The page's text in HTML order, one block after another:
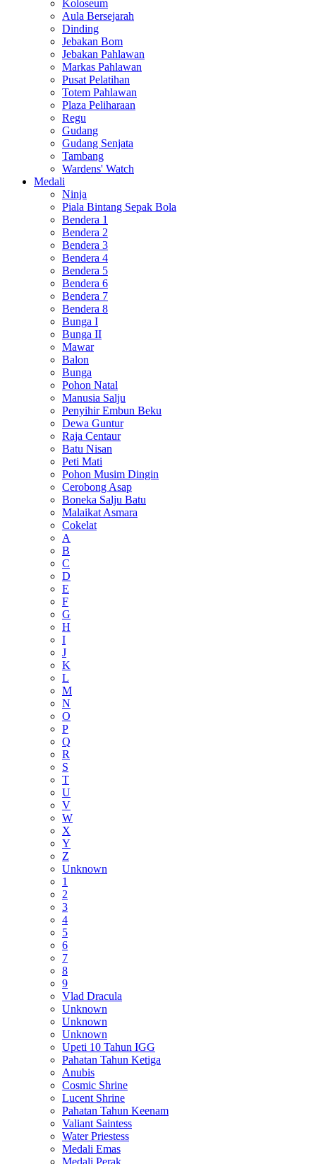
Koloseum
Aula Bersejarah
Dinding
Jebakan Bom
Jebakan Pahlawan
Markas Pahlawan
Pusat Pelatihan
Totem Pahlawan
Plaza Peliharaan
Regu
Gudang
Gudang Senjata
Tambang
Wardens' Watch
Medali
Ninja
Piala Bintang Sepak Bola
Bendera 1
Bendera 2
Bendera 3
Bendera 4
Bendera 5
Bendera 6
Bendera 7
Bendera 8
Bunga I
Bunga II
Mawar
Balon
Bunga
Pohon Natal
Manusia Salju
Penyihir Embun Beku
Dewa Guntur
Raja Centaur
Batu Nisan
Peti Mati
Pohon Musim Dingin
Cerobong Asap
Boneka Salju Batu
Malaikat Asmara
Cokelat
A
B
C
D
E
F
G
H
I
J
K
L
M
N
O
P
Q
R
S
T
U
V
W
X
Y
Z
Unknown
1
2
3
4
5
6
7
8
9
Vlad Dracula
Unknown
Unknown
Unknown
Upeti 10 Tahun IGG
Pahatan Tahun Ketiga
Anubis
Cosmic Shrine
Lucent Shrine
Pahatan Tahun Keenam
Valiant Saintess
Water Priestess
Medali Emas